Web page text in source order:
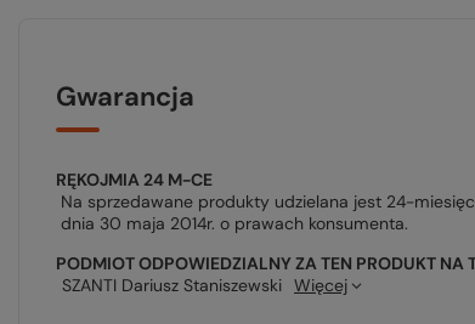
Gwarancja
RĘKOJMIA 24 M-CE
Na sprzedawane produkty udzielana jest 24-
dnia 30 maja 2014r. o prawach konsumenta.
PODMIOT ODPOWIEDZIALNY ZA TEN PRODUKT NA
SZANTI Dariusz Staniszewski Więcej